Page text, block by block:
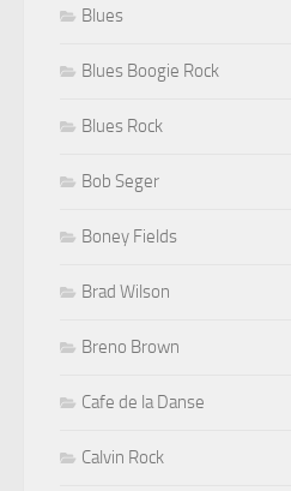
Blues
Blues Boogie Rock
Blues Rock
Bob Seger
Boney Fields
Brad Wilson
Breno Brown
Cafe de la Danse
Calvin Rock